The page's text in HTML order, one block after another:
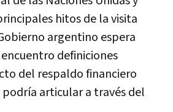
hitos de la visita
argentino espera
definiciones
del respaldo financiero
articular a través del